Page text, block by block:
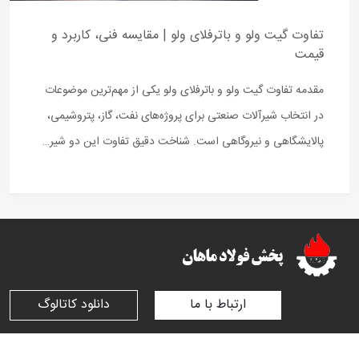
تفاوت گیت ولو و باترفلای ولو | مقایسه فنی، کاربرد و
قیمت
مقدمه تفاوت گیت ولو و باترفلای ولو یکی از مهم‌ترین موضوعات
در انتخاب شیرآلات صنعتی برای پروژه‌های نفت، گاز، پتروشیمی،
پالایشگاهی و نیروگاهی است. شناخت دقیق تفاوت این دو شیر…
ارتباط با ما دانلود کاتالوگ